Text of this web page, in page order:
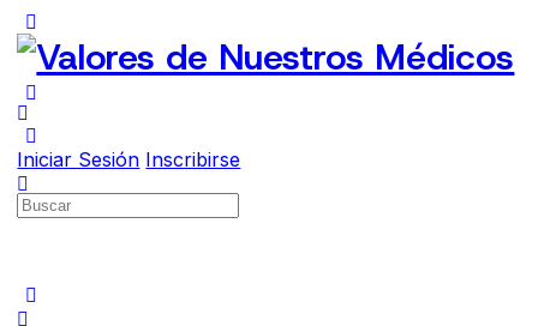
Iniciar Sesión Inscribirse